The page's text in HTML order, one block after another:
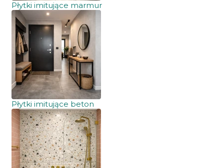
Płytki imitujące marmur
Płytki imitujące beton